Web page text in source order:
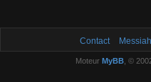
Contact
Moteur MyBB, ©